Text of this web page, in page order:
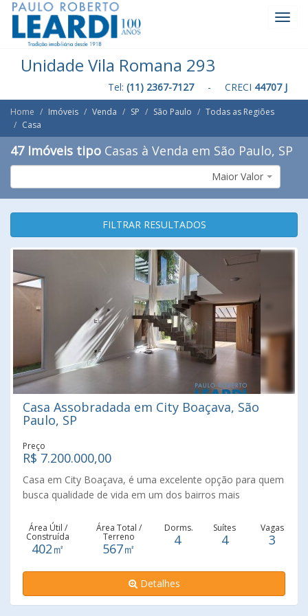
Unidade Vila Romana 293
Tel: (11) 2367-7127- CRECI 44707 J
Home Imóveis Venda SP São Paulo
Todas as Regiões
Casa
47 Imóveis tipo Casas à Venda em São Paulo, SP
Maior Valor
FILTRAR RESULTADOS
Casa Assobradada em City Boaçava, São
Paulo, SP
Preço
R$ 7.200.000,00
Casa em City Boaçava, é uma excelente opção para quem
busca qualidade de vida em um dos bairros mais
e arborizadas, a região oferece uma infraestrutura
completa, com escolas, supermercados, restaurantes e
parques próximos. As casas em City Boaçava geralmente
possuem bom espaço interno e áreas externas
agradáveis, ideais para famílias. O bairro é caracterizado
por suas residências de alto padrão e pela segurança, o
Área Útil /
Construída
402㎡
Área Total /
Terreno
567㎡
Dorms.
4
Suítes
4
Vagas
3
Detalhes